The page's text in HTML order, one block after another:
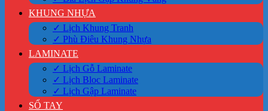
KHUNG NHỰA
✓ Lịch Khung Tranh
✓ Phù Điêu Khung Nhựa
LAMINATE
✓ Lịch Gỗ Laminate
✓ Lịch Bloc Laminate
✓ Lịch Gập Laminate
SỔ TAY